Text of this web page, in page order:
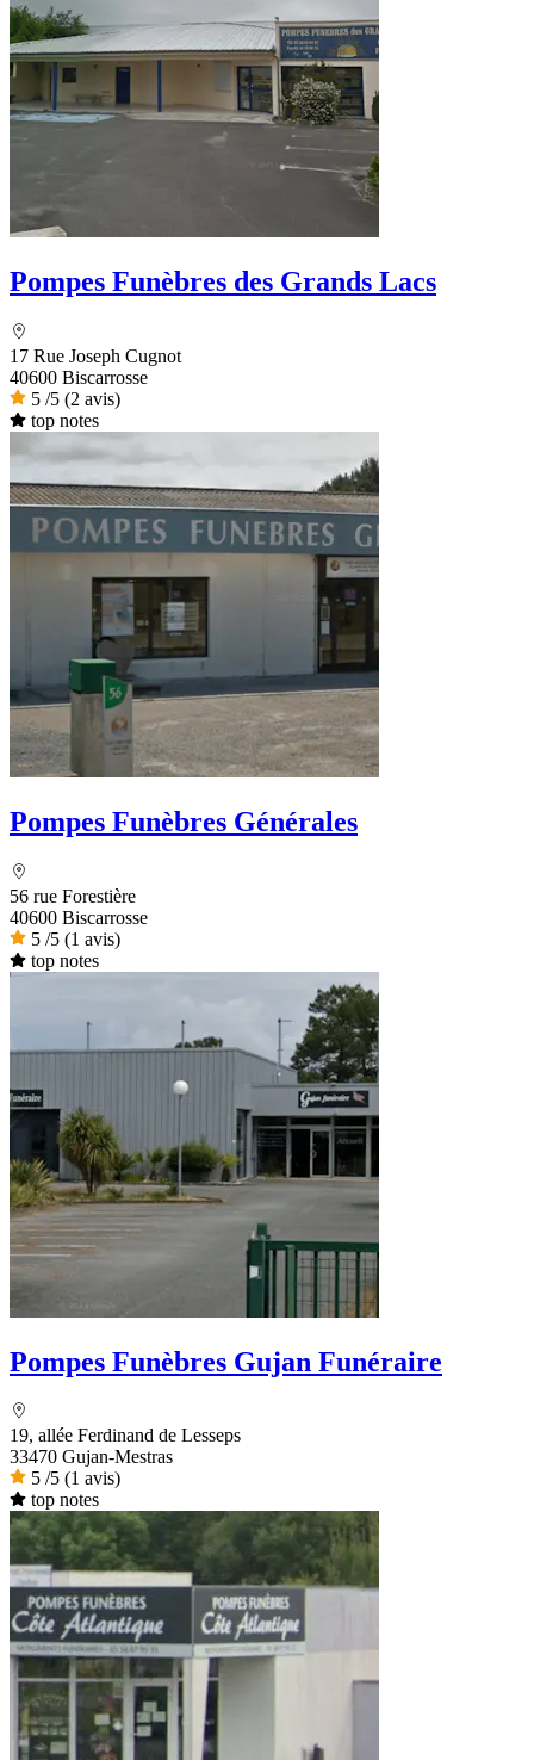
Pompes Funèbres des Grands Lacs
17 Rue Joseph Cugnot
40600 Biscarrosse
5 /5 (2 avis)
top notes
Pompes Funèbres Générales
56 rue Forestière
40600 Biscarrosse
5 /5 (1 avis)
top notes
Pompes Funèbres Gujan Funéraire
19, allée Ferdinand de Lesseps
33470 Gujan-Mestras
5 /5 (1 avis)
top notes